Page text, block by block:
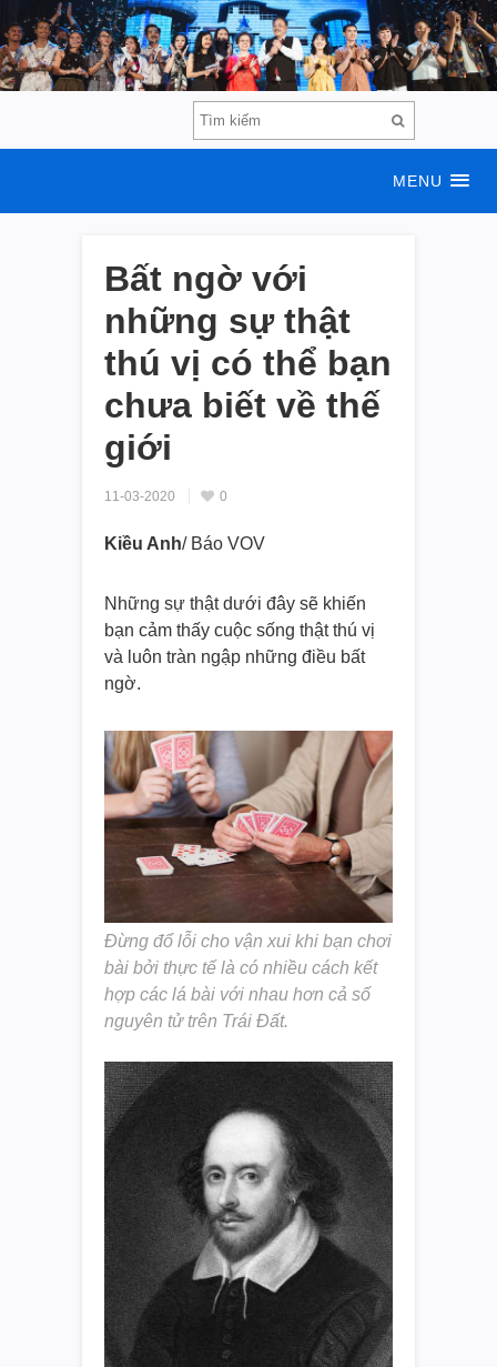
MENU
Bất ngờ với
những sự thật
thú vị có thể bạn
chưa biết về thế
giới
11-03-2020 0
Kiều Anh/ Báo VOV
Những sự thật dưới đây sẽ khiến
bạn cảm thấy cuộc sống thật thú vị
và luôn tràn ngập những điều bất
ngờ.
Đừng đổ lỗi cho vận xui khi bạn chơi
bài bởi thực tế là có nhiều cách kết
hợp các lá bài với nhau hơn cả số
nguyên tử trên Trái Đất.